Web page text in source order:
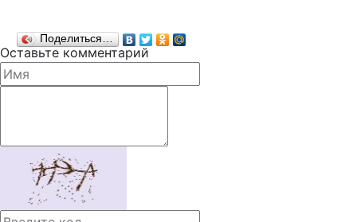
Поделиться…
Оставьте комментарий